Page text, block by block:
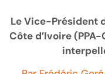
Le Vice-Président
Côte d’Ivoire